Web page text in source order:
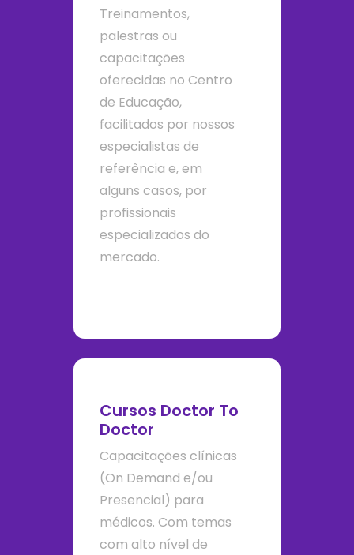
Treinamentos,
palestras ou
capacitações
oferecidas no Centro
de Educação,
facilitados por nossos
especialistas de
referência e, em
alguns casos, por
profissionais
especializados do
mercado.
Cursos Doctor To
Doctor
Capacitações clínicas
(On Demand e/ou
Presencial) para
médicos. Com temas
com alto nível de